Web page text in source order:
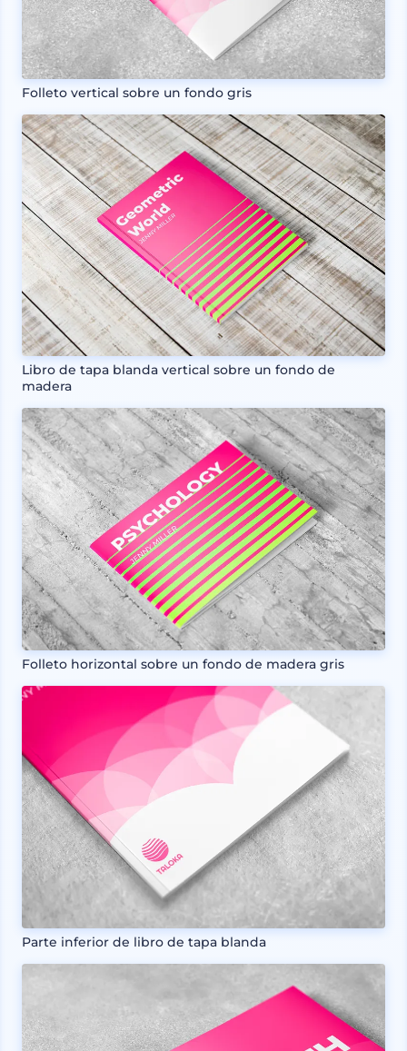
Folleto vertical sobre un fondo gris
Libro de tapa blanda vertical sobre un fondo de
madera
Folleto horizontal sobre un fondo de madera gris
Parte inferior de libro de tapa blanda